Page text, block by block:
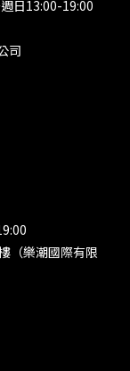
日13:00-19:00
司
（樂潮國際有限